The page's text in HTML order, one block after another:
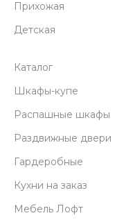
Прихожая
Детская
Каталог
Шкафы-купе
Распашные шкафы
Раздвижные двери
Гардеробные
Кухни на заказ
Мебель Лофт